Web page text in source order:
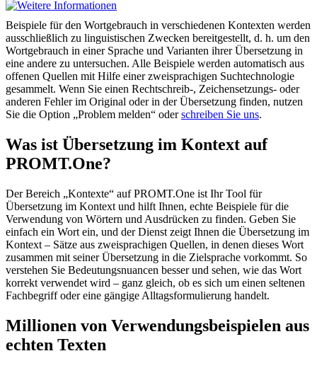
Beispiele für den Wortgebrauch in verschiedenen Kontexten werden
ausschließlich zu linguistischen Zwecken bereitgestellt, d. h. um den
Wortgebrauch in einer Sprache und Varianten ihrer Übersetzung in
eine andere zu untersuchen. Alle Beispiele werden automatisch aus
offenen Quellen mit Hilfe einer zweisprachigen Suchtechnologie
gesammelt. Wenn Sie einen Rechtschreib-, Zeichensetzungs- oder
anderen Fehler im Original oder in der Übersetzung finden, nutzen
Sie die Option „Problem melden“ oderschreiben Sie uns.
Was ist Übersetzung im Kontext auf
PROMT.One?
Der Bereich „Kontexte“ auf PROMT.One ist Ihr Tool für
Übersetzung im Kontext und hilft Ihnen, echte Beispiele für die
Verwendung von Wörtern und Ausdrücken zu finden. Geben Sie
einfach ein Wort ein, und der Dienst zeigt Ihnen die Übersetzung im
Kontext – Sätze aus zweisprachigen Quellen, in denen dieses Wort
zusammen mit seiner Übersetzung in die Zielsprache vorkommt. So
verstehen Sie Bedeutungsnuancen besser und sehen, wie das Wort
korrekt verwendet wird – ganz gleich, ob es sich um einen seltenen
Fachbegriff oder eine gängige Alltagsformulierung handelt.
Millionen von Verwendungsbeispielen aus
echten Texten